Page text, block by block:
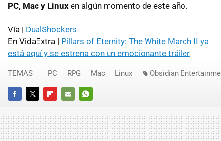
PC, Mac y Linux en algún momento de este año.
Vía | DualShockers
En VidaExtra | Pillars of Eternity: The White March II ya
está aquí y se estrena con un emocionante tráiler
FACEBOOKTWITTERFLIPBOARD
E-
MAIL
WHATSAPP
TEMAS PC RPG Mac Linux Obsidian